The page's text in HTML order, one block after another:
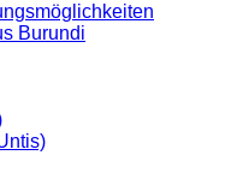
Burundi